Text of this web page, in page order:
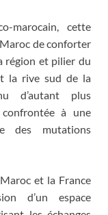
marocain, cette
de conforter
région et pilier du
la rive sud de la
d’autant plus
à une
des mutations
et la France
d’un espace